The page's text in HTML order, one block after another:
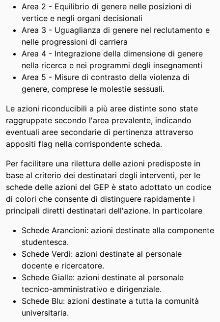
Area 2 - Equilibrio di genere nelle posizioni di
vertice e negli organi decisionali
Area 3 - Uguaglianza di genere nel reclutamento e
nelle progressioni di carriera
Area 4 - Integrazione della dimensione di genere
nella ricerca e nei programmi degli insegnamenti
Area 5 - Misure di contrasto della violenza di
genere, comprese le molestie sessuali.
Le azioni riconducibili a più aree distinte sono state
raggruppate secondo l'area prevalente, indicando
eventuali aree secondarie di pertinenza attraverso
appositi flag nella corrispondente scheda.
Per facilitare una rilettura delle azioni predisposte in
base al criterio dei destinatari degli interventi, per le
schede delle azioni del GEP è stato adottato un codice
di colori che consente di distinguere rapidamente i
principali diretti destinatari dell'azione. In particolare
Schede Arancioni: azioni destinate alla componente
studentesca.
Schede Verdi: azioni destinate al personale
docente e ricercatore.
Schede Gialle: azioni destinate al personale
tecnico-amministrativo e dirigenziale.
Schede Blu: azioni destinate a tutta la comunità
universitaria.